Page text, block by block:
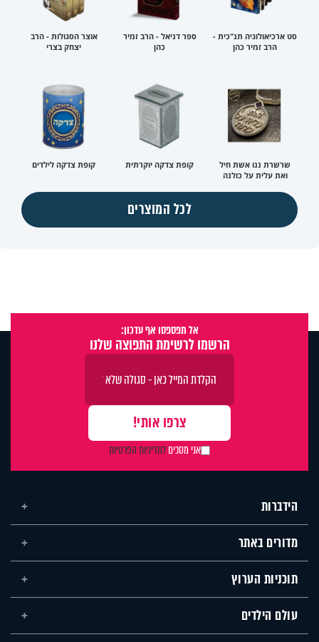
סט ארכיאולוגיה תנ"כית -
הרב זמיר כהן
ספר דניאל - הרב זמיר
כהן
אוצר הסגולות - הרב
יצחק בצרי
שרשרת ננו אשת חיל
ואת עלית על כולנה
קופת צדקה יוקרתית קופת צדקה לילדים
לכל המוצרים
אל תפספסו אף עדכון:
הרשמו לרשימת התפוצה שלנו
אני מסכיםלמדיניות הפרטיות
הידברות
מדורים באתר
תוכניות הערוץ
עולם הילדים